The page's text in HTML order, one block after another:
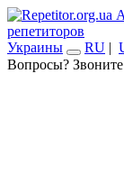
репетиторов
Украины
RU |
Вопросы?